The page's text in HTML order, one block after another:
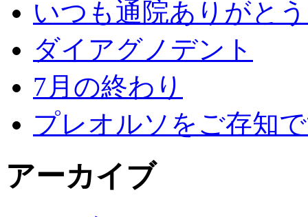
いつも通院ありがと
ダイアグノデント
7月の終わり
プレオルソをご存知
アーカイブ